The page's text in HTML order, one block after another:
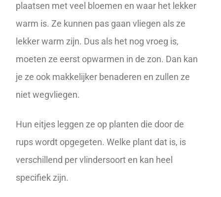
plaatsen met veel bloemen en waar het lekker
warm is. Ze kunnen pas gaan vliegen als ze
lekker warm zijn. Dus als het nog vroeg is,
moeten ze eerst opwarmen in de zon. Dan kan
je ze ook makkelijker benaderen en zullen ze
niet wegvliegen.
Hun eitjes leggen ze op planten die door de
rups wordt opgegeten. Welke plant dat is, is
verschillend per vlindersoort en kan heel
specifiek zijn.